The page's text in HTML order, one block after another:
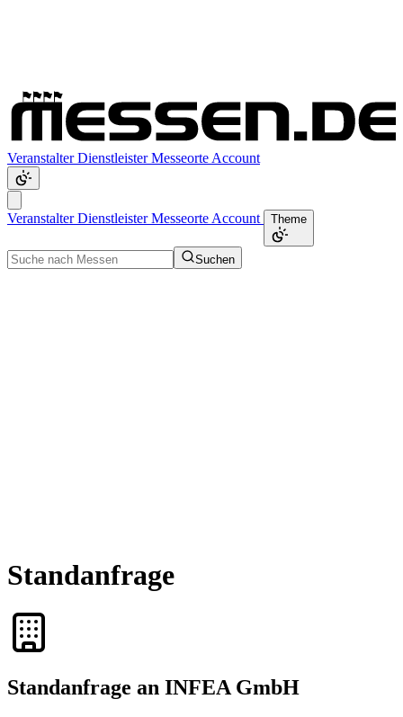
VeranstalterDienstleisterMesseorte Account
VeranstalterDienstleisterMesseorte Account Theme
Suchen
Standanfrage
Standanfrage an INFEA GmbH